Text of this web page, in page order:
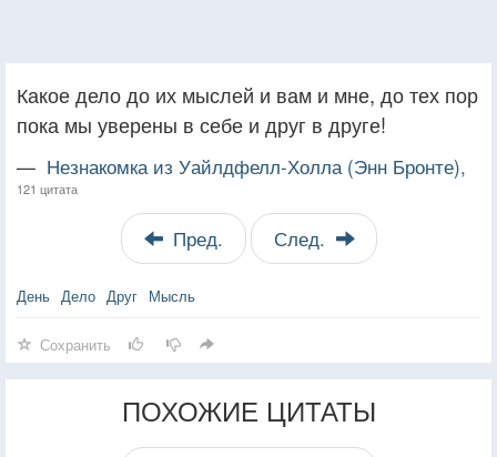
Какое дело до их мыслей и вам и мне, до тех пор
пока мы уверены в себе и друг в друге!
— Незнакомка из Уайлдфелл-Холла (Энн Бронте),
121 цитата
Пред. След.
День Дело Друг Мысль
Сохранить
ПОХОЖИЕ ЦИТАТЫ